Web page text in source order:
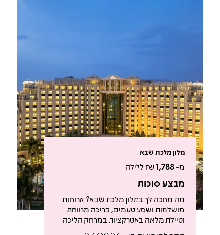
מלון מלכת שבא
מ-1,788₪ ללילה
מבצע סוכות
מה מחכה לך במלון מלכת שבא? ארוחות
מושלמות ושפע טעמים, בריכה מרווחת
וטיילת מלאה באטרקציות במרחק הליכה